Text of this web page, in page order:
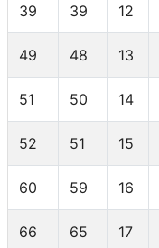
39 39 12
49 48 13
51 50 14
52 51 15
60 59 16
66 65 17